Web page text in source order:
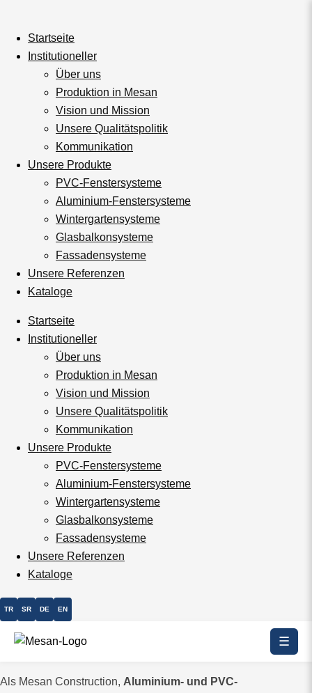
Startseite
Institutioneller
Über uns
Produktion in Mesan
Vision und Mission
Unsere Qualitätspolitik
Kommunikation
Unsere Produkte
PVC-Fenstersysteme
Aluminium-Fenstersysteme
Wintergartensysteme
Glasbalkonsysteme
Fassadensysteme
Unsere Referenzen
Kataloge
Startseite
Institutioneller
Über uns
Produktion in Mesan
Vision und Mission
Unsere Qualitätspolitik
Kommunikation
Unsere Produkte
PVC-Fenstersysteme
Aluminium-Fenstersysteme
Wintergartensysteme
Glasbalkonsysteme
Fassadensysteme
Unsere Referenzen
Kataloge
TR SR DE EN
☰
Als Mesan Construction, Aluminium- und PVC-